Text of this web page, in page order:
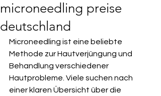
microneedling preise
deutschland
Microneedling ist eine beliebte
Methode zur Hautverjüngung und
Behandlung verschiedener
Hautprobleme. Viele suchen nach
einer klaren Übersicht über die